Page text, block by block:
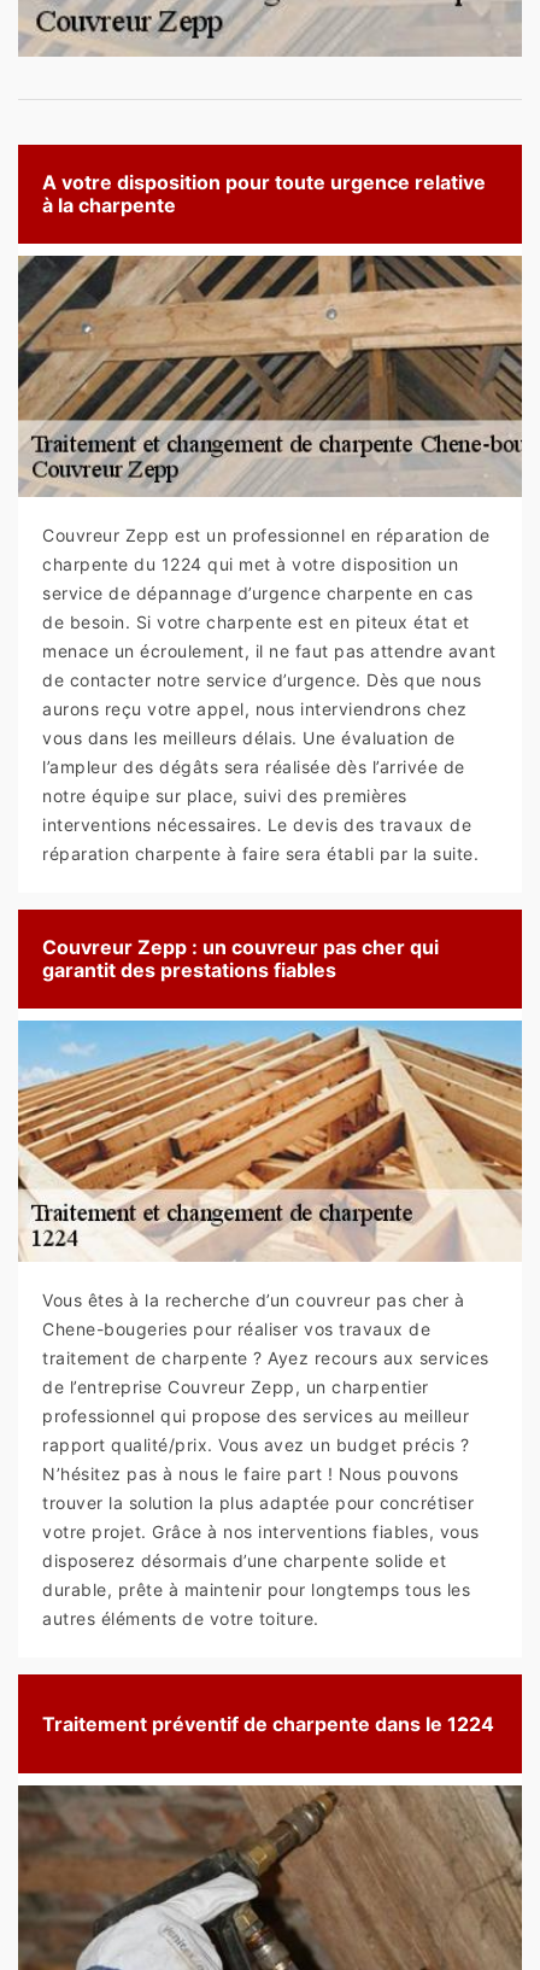
A votre disposition pour toute urgence relative
à la charpente
Couvreur Zepp est un professionnel en réparation de
charpente du 1224 qui met à votre disposition un
service de dépannage d’urgence charpente en cas
de besoin. Si votre charpente est en piteux état et
menace un écroulement, il ne faut pas attendre avant
de contacter notre service d’urgence. Dès que nous
aurons reçu votre appel, nous interviendrons chez
vous dans les meilleurs délais. Une évaluation de
l’ampleur des dégâts sera réalisée dès l’arrivée de
notre équipe sur place, suivi des premières
interventions nécessaires. Le devis des travaux de
réparation charpente à faire sera établi par la suite.
Couvreur Zepp : un couvreur pas cher qui
garantit des prestations fiables
Vous êtes à la recherche d’un couvreur pas cher à
Chene-bougeries pour réaliser vos travaux de
traitement de charpente ? Ayez recours aux services
de l’entreprise Couvreur Zepp, un charpentier
professionnel qui propose des services au meilleur
rapport qualité/prix. Vous avez un budget précis ?
N’hésitez pas à nous le faire part ! Nous pouvons
trouver la solution la plus adaptée pour concrétiser
votre projet. Grâce à nos interventions fiables, vous
disposerez désormais d’une charpente solide et
durable, prête à maintenir pour longtemps tous les
autres éléments de votre toiture.
Traitement préventif de charpente dans le 1224